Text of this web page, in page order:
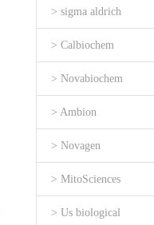
> sigma aldrich
> Calbiochem
> Novabiochem
> Ambion
> Novagen
> MitoSciences
> Us biological